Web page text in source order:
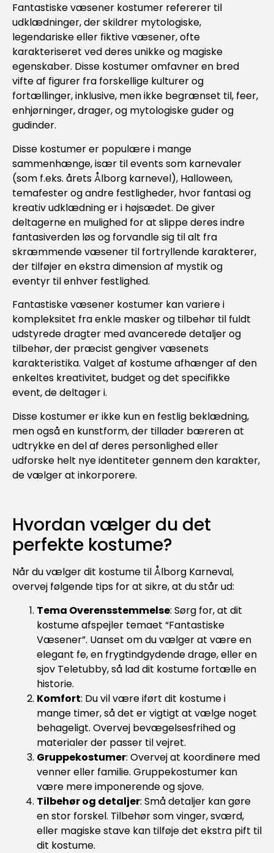
Fantastiske væsener kostumer refererer til
udklædninger, der skildrer mytologiske,
legendariske eller fiktive væsener, ofte
karakteriseret ved deres unikke og magiske
egenskaber. Disse kostumer omfavner en bred
vifte af figurer fra forskellige kulturer og
fortællinger, inklusive, men ikke begrænset til, feer,
enhjørninger, drager, og mytologiske guder og
gudinder.
Disse kostumer er populære i mange
sammenhænge, især til events som karnevaler
(som f.eks. årets Ålborg karnevel), Halloween,
temafester og andre festligheder, hvor fantasi og
kreativ udklædning er i højsædet. De giver
deltagerne en mulighed for at slippe deres indre
fantasiverden løs og forvandle sig til alt fra
skræmmende væsener til fortryllende karakterer,
der tilføjer en ekstra dimension af mystik og
eventyr til enhver festlighed.
Fantastiske væsener kostumer kan variere i
kompleksitet fra enkle masker og tilbehør til fuldt
udstyrede dragter med avancerede detaljer og
tilbehør, der præcist gengiver væsenets
karakteristika. Valget af kostume afhænger af den
enkeltes kreativitet, budget og det specifikke
event, de deltager i.
Disse kostumer er ikke kun en festlig beklædning,
men også en kunstform, der tillader bæreren at
udtrykke en del af deres personlighed eller
udforske helt nye identiteter gennem den karakter,
de vælger at inkorporere.
Hvordan vælger du det
perfekte kostume?
Når du vælger dit kostume til Ålborg Karneval,
overvej følgende tips for at sikre, at du står ud:
Tema Overensstemmelse: Sørg for, at dit
kostume afspejler temaet “Fantastiske
Væsener”. Uanset om du vælger at være en
elegant fe, en frygtindgydende drage, eller en
sjov Teletubby, så lad dit kostume fortælle en
historie.
Komfort: Du vil være iført dit kostume i
mange timer, så det er vigtigt at vælge noget
behageligt. Overvej bevægelsesfrihed og
materialer der passer til vejret.
Gruppekostumer: Overvej at koordinere med
venner eller familie. Gruppekostumer kan
være mere imponerende og sjove.
Tilbehør og detaljer: Små detaljer kan gøre
en stor forskel. Tilbehør som vinger, sværd,
eller magiske stave kan tilføje det ekstra pift til
dit kostume.